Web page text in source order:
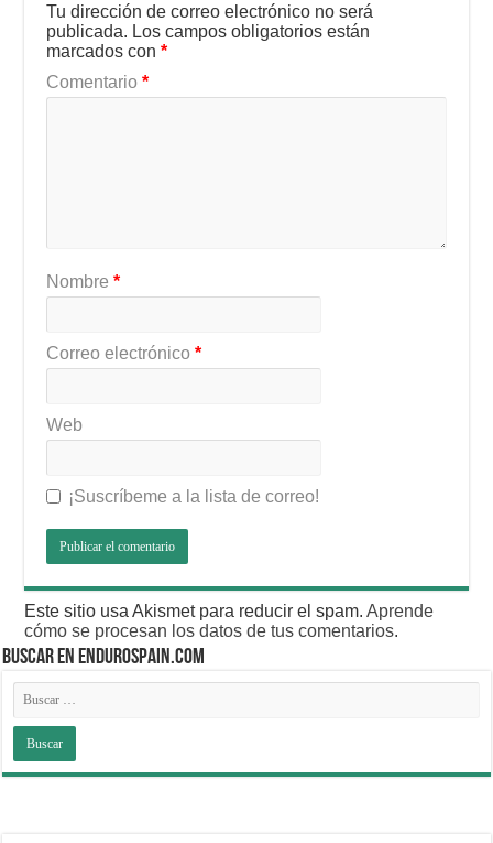
Tu dirección de correo electrónico no será
publicada. Los campos obligatorios están
marcados con*
Comentario*
Nombre*
Correo electrónico*
Web
¡Suscríbeme a la lista de correo!
Este sitio usa Akismet para reducir el spam.Aprende
cómo se procesan los datos de tus comentarios.
BUSCAR EN ENDUROSPAIN.COM